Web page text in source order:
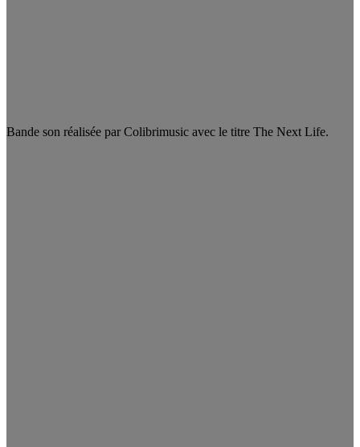
Bande son réalisée par Colibrimusic avec le titre The Next Life.